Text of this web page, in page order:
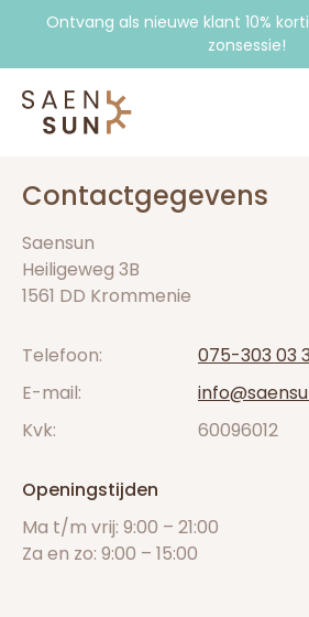
Ontvang als nieuwe klant 10%
zonsessie!
Contactgegevens
Saensun
Heiligeweg 3B
1561 DD Krommenie
Telefoon:
075-303 03
E-mail:
Kvk:
60096012
Openingstijden
Ma t/m vrij: 9:00 – 21:00
Za en zo: 9:00 – 15:00